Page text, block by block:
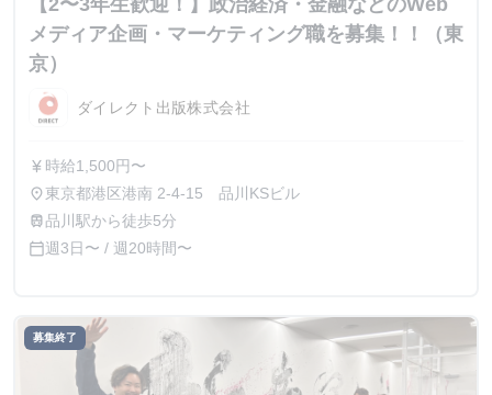
【2〜3年生歓迎！】政治経済・金融などのWeb
メディア企画・マーケティング職を募集！！（東
京）
ダイレクト出版株式会社
currency_yen 時給1,500円〜
place東京都港区港南 2-4-15 品川KSビル
train 品川駅から徒歩5分
calendar_today週3日〜 / 週20時間〜
募集終了